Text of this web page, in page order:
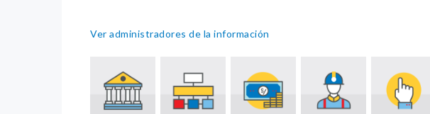
Ver administradores de la información